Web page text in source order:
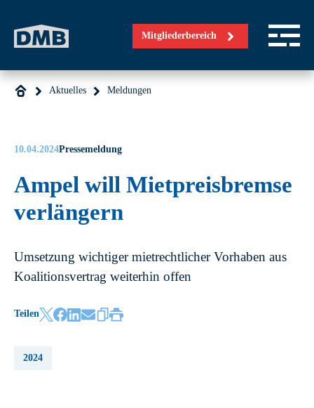
Mitgliederbereich
Aktuelles Meldungen
10.04.2024Pressemeldung
Ampel will Mietpreisbremse
verlängern
Umsetzung wichtiger mietrechtlicher Vorhaben aus
Koalitionsvertrag weiterhin offen
Teilen
2024